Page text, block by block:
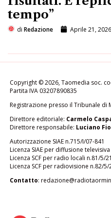
tempo”
di Redazione Aprile 21, 2026
Copyright © 2026, Taomedia soc.
Partita IVA 03207890835
Registrazione presso il Tribunale di
Direttore editoriale: Carmelo
Direttore responsabile: Luciano
Autorizzazione SIAE n.715/I/07-841
Licenza SIAE per diffusione
Licenza SCF per radio locali n.81/5/21
Licenza SCF per radiovisione n.82/5/
Contatto: